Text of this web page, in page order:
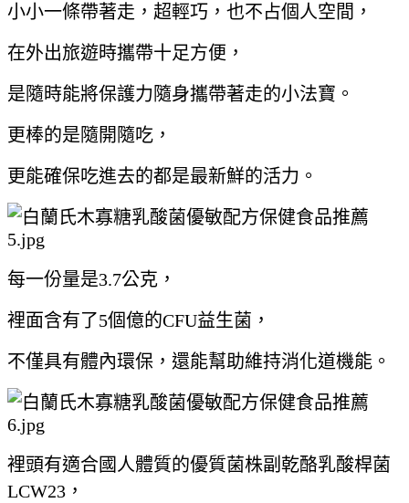
小小一條帶著走，超輕巧，也不占個人空間，
在外出旅遊時攜帶十足方便，
是隨時能將保護力隨身攜帶著走的小法寶。
更棒的是隨開隨吃，
更能確保吃進去的都是最新鮮的活力。
每一份量是3.7公克，
裡面含有了5個億的CFU益生菌，
不僅具有體內環保，還能幫助維持消化道機能。
裡頭有適合國人體質的優質菌株副乾酪乳酸桿菌
LCW23，